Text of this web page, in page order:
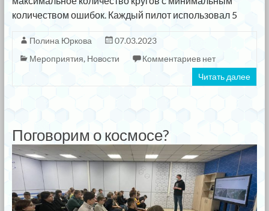
количеством ошибок. Каждый пилот использовал 5
Полина Юркова
07.03.2023
Мероприятия, Новости
Комментариев нет
Читать далее
Поговорим о космосе?